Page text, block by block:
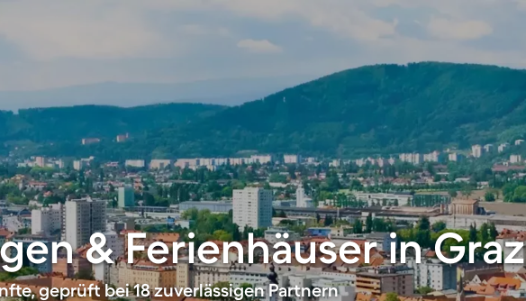
& Ferienhäuser in Graz
geprüft bei 18 zuverlässigen Partnern